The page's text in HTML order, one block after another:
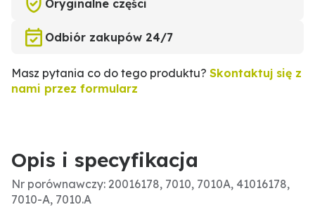
Oryginalne części
Odbiór zakupów 24/7
Masz pytania co do tego produktu? Skontaktuj się z
nami przez formularz
Opis i specyfikacja
Nr porównawczy: 20016178, 7010, 7010A, 41016178,
7010-A, 7010.A